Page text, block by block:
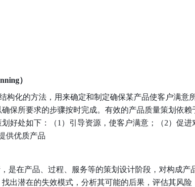
）
构化的方法，用来确定和制定确保某产品使客户满意
保所要求的步骤按时完成。有效的产品质量策划依
好处如下：（1）引导资源，使客户满意；（2）促
供优质产品
是在产品、过程、服务等的策划设计阶段，对构成产
出潜在的失效模式，分析其可能的后果，评估其风